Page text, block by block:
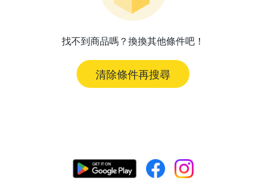
找不到商品嗎？換換其他條件吧！
清除條件再搜尋